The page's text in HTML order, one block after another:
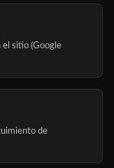
el sitio (Google
de